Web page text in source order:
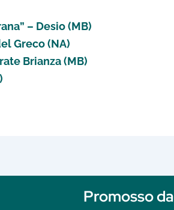
– Desio (MB)
Greco (NA)
Brianza (MB)
Promosso da